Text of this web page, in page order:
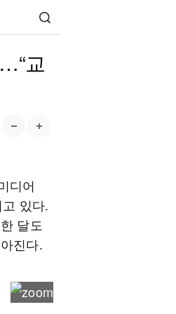
교
디어
있다.
달도
진다.